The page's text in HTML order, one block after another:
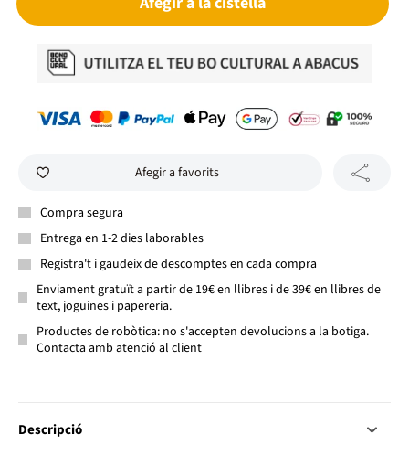
Afegir a favorits
Compra segura
Entrega en 1-2 dies laborables
Registra't i gaudeix de descomptes en cada compra
Enviament gratuït a partir de 19€ en llibres i de 39€ en llibres de
text, joguines i papereria.
Productes de robòtica: no s'accepten devolucions a la botiga.
Contacta amb atenció al client
Descripció